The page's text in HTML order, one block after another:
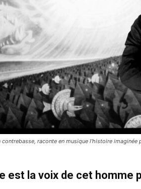
raconte en musique l’histoire imaginée
est la voix de cet homme